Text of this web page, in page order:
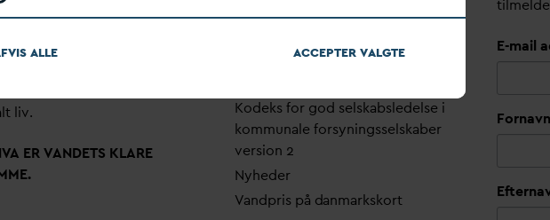
taler
liv.
VA ERVANDETS KLARE
Arrangementer
Kodeks for god selskabsledelse i
kommunale forsyningsselskaber
version 2
Nyheder
Vandpris på danmarkskort
E-mail
Fornavn
ALLE ACCEPTERVALGTE